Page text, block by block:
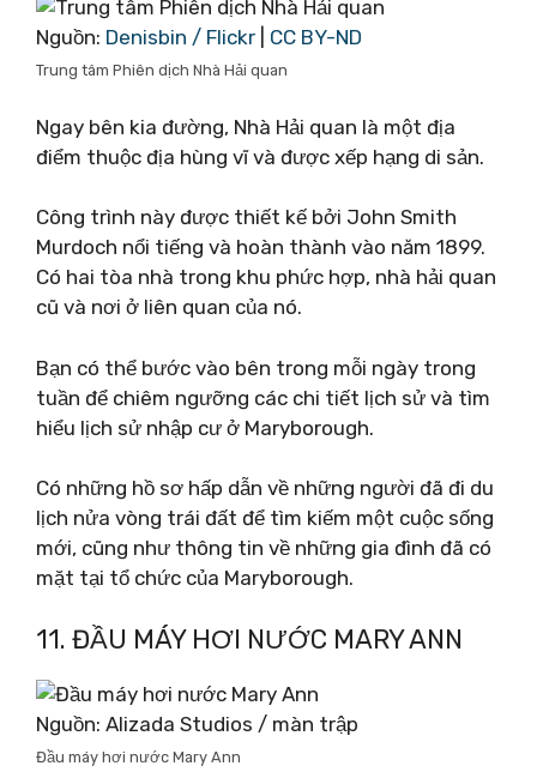
Nguồn: Denisbin / Flickr CC BY-ND
Trung tâm Phiên dịch Nhà Hải quan
Ngay bên kia đường, Nhà Hải quan là một địa
điểm thuộc địa hùng vĩ và được xếp hạng di sản.
Công trình này được thiết kế bởi John Smith
Murdoch nổi tiếng và hoàn thành vào năm 1899.
Có hai tòa nhà trong khu phức hợp, nhà hải quan
cũ và nơi ở liên quan của nó.
Bạn có thể bước vào bên trong mỗi ngày trong
tuần để chiêm ngưỡng các chi tiết lịch sử và tìm
hiểu lịch sử nhập cư ở Maryborough.
Có những hồ sơ hấp dẫn về những người đã đi du
lịch nửa vòng trái đất để tìm kiếm một cuộc sống
mới, cũng như thông tin về những gia đình đã có
mặt tại tổ chức của Maryborough.
11. ĐẦU MÁY HƠI NƯỚC MARY ANN
Nguồn: Alizada Studios / màn trập
Đầu máy hơi nước Mary Ann